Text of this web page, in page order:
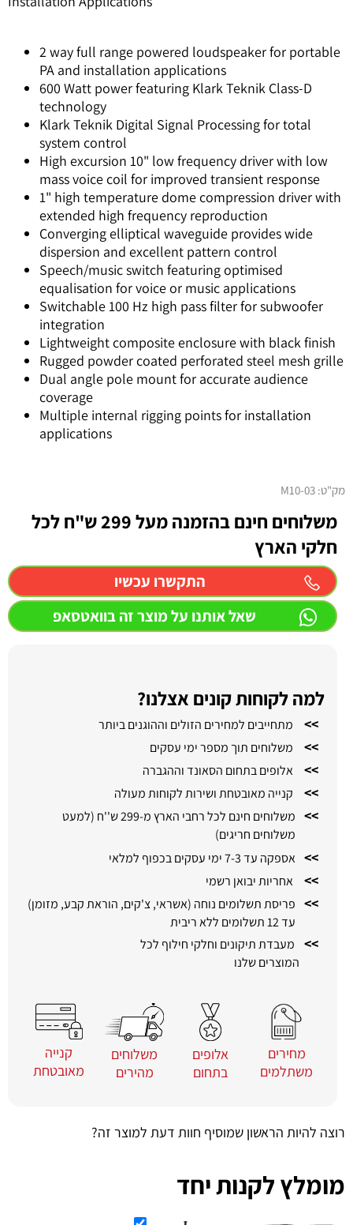
2 way full range powered loudspeaker for portable
PA and installation applications
600 Watt power featuring Klark Teknik Class-D
technology
Klark Teknik Digital Signal Processing for total
system control
High excursion 10" low frequency driver with low
mass voice coil for improved transient response
1" high temperature dome compression driver with
extended high frequency reproduction
Converging elliptical waveguide provides wide
dispersion and excellent pattern control
Speech/music switch featuring optimised
equalisation for voice or music applications
Switchable 100 Hz high pass filter for subwoofer
integration
Lightweight composite enclosure with black finish
Rugged powder coated perforated steel mesh grille
Dual angle pole mount for accurate audience
coverage
Multiple internal rigging points for installation
applications
מק"ט: 03-M10
משלוחים חינם בהזמנה מעל 299 ש"ח לכל
חלקי הארץ
התקשרו עכשיו
שאל אותנו על מוצר זה בוואטסאפ
למה לקוחות קונים אצלנו?
>> מתחייבים למחירים הזולים וההוגנים ביותר
>> משלוחים תוך מספר ימי עסקים
>> אלופים בתחום הסאונד וההגברה
>> קנייה מאובטחת ושירות לקוחות מעולה
>>
משלוחים חינם לכל רחבי הארץ מ-299 ש''ח (למעט
משלוחים חריגים)
>> אספקה עד 7-3 ימי עסקים בכפוף למלאי
>> אחריות יבואן רשמי
>> פריסת תשלומים נוחה (אשראי, צ'קים, הוראת קבע, מזומן)
עד 12 תשלומים ללא ריבית
>>
מעבדת תיקונים וחלקי חילוף לכל
המוצרים שלנו
מחירים
משתלמים
אלופים
בתחום
משלוחים
מהירים
קנייה
מאובטחת
רוצה להיות הראשון שמוסיף חוות דעת למוצר זה?
מומלץ לקנות יחד